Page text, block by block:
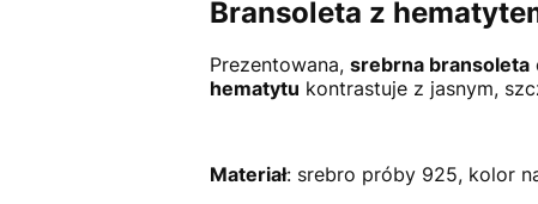
Bransoleta z
Prezentowana, srebrna bransoleta
hematytu kontrastuje z jasnym,
Materiał: srebro próby 925, kolor